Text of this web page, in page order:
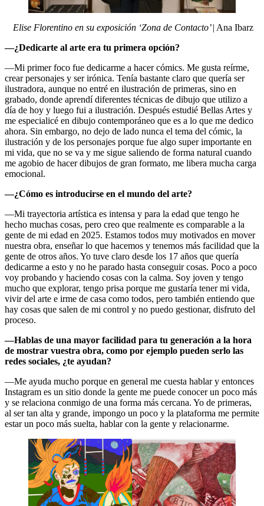
Elise Florentino en su exposición ‘Zona de Contacto’| Ana Ibarz
—¿Dedicarte al arte era tu primera opción?
—Mi primer foco fue dedicarme a hacer cómics. Me gusta reírme,
crear personajes y ser irónica. Tenía bastante claro que quería ser
ilustradora, aunque no entré en ilustración de primeras, sino en
grabado, donde aprendí diferentes técnicas de dibujo que utilizo a
día de hoy y luego fui a ilustración. Después estudié Bellas Artes y
me especialicé en dibujo contemporáneo que es a lo que me dedico
ahora. Sin embargo, no dejo de lado nunca el tema del cómic, la
ilustración y de los personajes porque fue algo super importante en
mi vida, que no se va y me sigue saliendo de forma natural cuando
me agobio de hacer dibujos de gran formato, me libera mucha carga
emocional.
—¿Cómo es introducirse en el mundo del arte?
—Mi trayectoria artística es intensa y para la edad que tengo he
hecho muchas cosas, pero creo que realmente es comparable a la
gente de mi edad en 2025. Estamos todos muy motivados en mover
nuestra obra, enseñar lo que hacemos y tenemos más facilidad que la
gente de otros años. Yo tuve claro desde los 17 años que quería
dedicarme a esto y no he parado hasta conseguir cosas. Poco a poco
voy probando y haciendo cosas con la calma. Soy joven y tengo
mucho que explorar, tengo prisa porque me gustaría tener mi vida,
vivir del arte e irme de casa como todos, pero también entiendo que
hay cosas que salen de mi control y no puedo gestionar, disfruto del
proceso.
—Hablas de una mayor facilidad para tu generación a la hora
de mostrar vuestra obra, como por ejemplo pueden serlo las
redes sociales, ¿te ayudan?
—Me ayuda mucho porque en general me cuesta hablar y entonces
Instagram es un sitio donde la gente me puede conocer un poco más
y se relaciona conmigo de una forma más cercana. Yo de primeras,
al ser tan alta y grande, impongo un poco y la plataforma me permite
estar un poco más suelta, hablar con la gente y relacionarme.